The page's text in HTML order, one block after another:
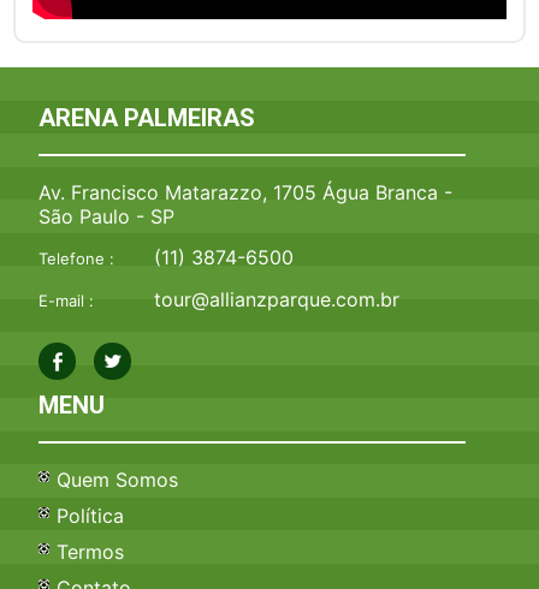
ARENA PALMEIRAS
Av. Francisco Matarazzo, 1705 Água Branca -
São Paulo - SP
Telefone : (11) 3874-6500
E-mail : tour@allianzparque.com.br
MENU
Quem Somos
Política
Termos